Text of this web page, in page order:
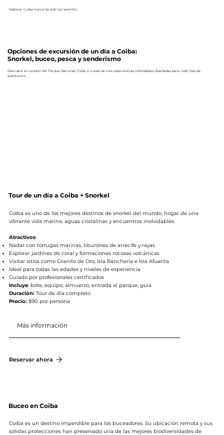
Explorar Coiba nunca ha sido tan sencillo.
Opciones de excursión de un día a Coiba:
Snorkel, buceo, pesca y senderismo
Descubre el corazón del Parque Nacional Coiba a través de tres experiencias inolvidables diseñadas para todo tipo de
aventurero.
Tour de un día a Coiba + Snorkel
Coiba es uno de los mejores destinos de snorkel del mundo, hogar de una
vibrante vida marina, aguas cristalinas y encuentros inolvidables.
Atractivos:
Nadar con tortugas marinas, tiburones de arrecife y rayas
Explorar jardines de coral y formaciones rocosas volcánicas
Visitar sitios como Granito de Oro, Isla Ranchería e Isla Afuerita
Ideal para todas las edades y niveles de experiencia
Guiado por profesionales certificados
Incluye: bote, equipo, almuerzo, entrada al parque, guía
Duración:Tour de día completo
Precio: $90 por persona
Más información
Reservar ahora
Buceo en Coiba
Coiba es un destino imperdible para los buceadores. Su ubicación remota y sus
sólidas protecciones han preservado una de las mejores biodiversidades de